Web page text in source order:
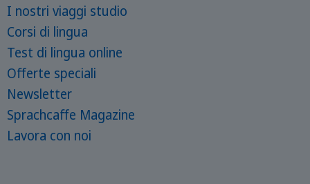
I nostri viaggi studio
Corsi di lingua
Test di lingua online
Offerte speciali
Newsletter
Sprachcaffe Magazine
Lavora con noi